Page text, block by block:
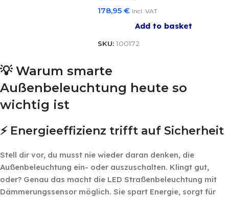
178,95€ Incl. VAT
Add to basket
SKU:100172
💡 Warum smarte
Außenbeleuchtung heute so
wichtig ist
⚡ Energieeffizienz trifft auf Sicherheit
Stell dir vor, du musst nie wieder daran denken, die
Außenbeleuchtung ein- oder auszuschalten. Klingt gut,
oder? Genau das macht die LED Straßenbeleuchtung mit
Dämmerungssensor möglich. Sie spart Energie, sorgt für